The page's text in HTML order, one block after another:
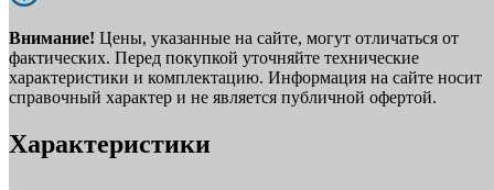
Внимание! Цены, указанные на сайте, могут отличаться от
фактических. Перед покупкой уточняйте технические
характеристики и комплектацию. Информация на сайте носит
справочный характер и не является публичной офертой.
Характеристики